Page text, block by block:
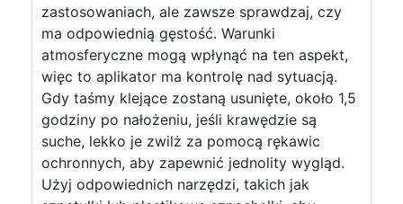
zastosowaniach, ale zawsze sprawdzaj, czy
ma odpowiednią gęstość. Warunki
atmosferyczne mogą wpłynąć na ten aspekt,
więc to aplikator ma kontrolę nad sytuacją.
Gdy taśmy klejące zostaną usunięte, około 1,5
godziny po nałożeniu, jeśli krawędzie są
suche, lekko je zwilż za pomocą rękawic
ochronnych, aby zapewnić jednolity wygląd.
Użyj odpowiednich narzędzi, takich jak